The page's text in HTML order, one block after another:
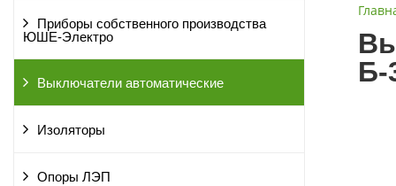
Приборы собственного производства
ЮШЕ-Электро
Выключатели автоматические
Изоляторы
Опоры ЛЭП
Б-